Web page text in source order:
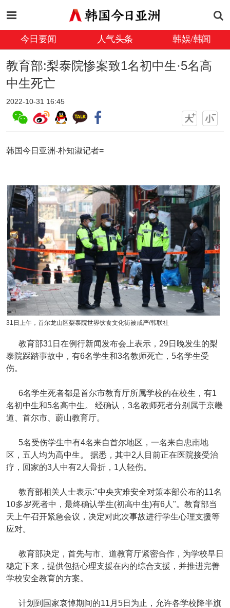
今日要闻 人气头条 韩娱/韩闻
教育部:梨泰院惨案致1名初中生·5名高
中生死亡
2022-10-31 16:45
韩国今日亚洲-朴知淑记者=
31日上午，首尔龙山区梨泰院世界饮食文化街被戒严/韩联社
教育部31日在例行新闻发布会上表示，29日晚发生的梨
泰院踩踏事故中，有6名学生和3名教师死亡，5名学生受
伤。
6名学生死者都是首尔市教育厅所属学校的在校生，有1
名初中生和5名高中生。 经确认，3名教师死者分别属于京畿
道、首尔市、蔚山教育厅。
5名受伤学生中有4名来自首尔地区，一名来自忠南地
区，五人均为高中生。 据悉，其中2人目前正在医院接受治
疗，回家的3人中有2人骨折，1人轻伤。
教育部相关人士表示:"中央灾难安全对策本部公布的11名
10多岁死者中，最终确认学生(初高中生)有6人"。教育部当
天上午召开紧急会议，决定对此次事故进行学生心理支援等
应对。
教育部决定，首先与市、道教育厅紧密合作，为学校早日
稳定下来，提供包括心理支援在内的综合支援，并推进完善
学校安全教育的方案。
计划到国家哀悼期间的11月5日为止，允许各学校降半旗